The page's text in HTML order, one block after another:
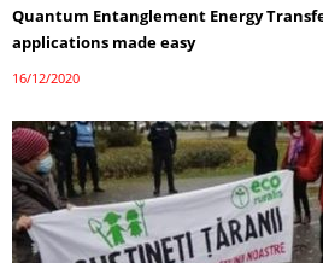
Quantum Entanglement Energy
applications made easy
16/12/2020